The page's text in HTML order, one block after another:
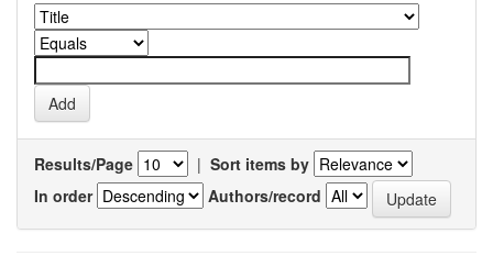
Results/Page | Sort items by
In order
Authors/record